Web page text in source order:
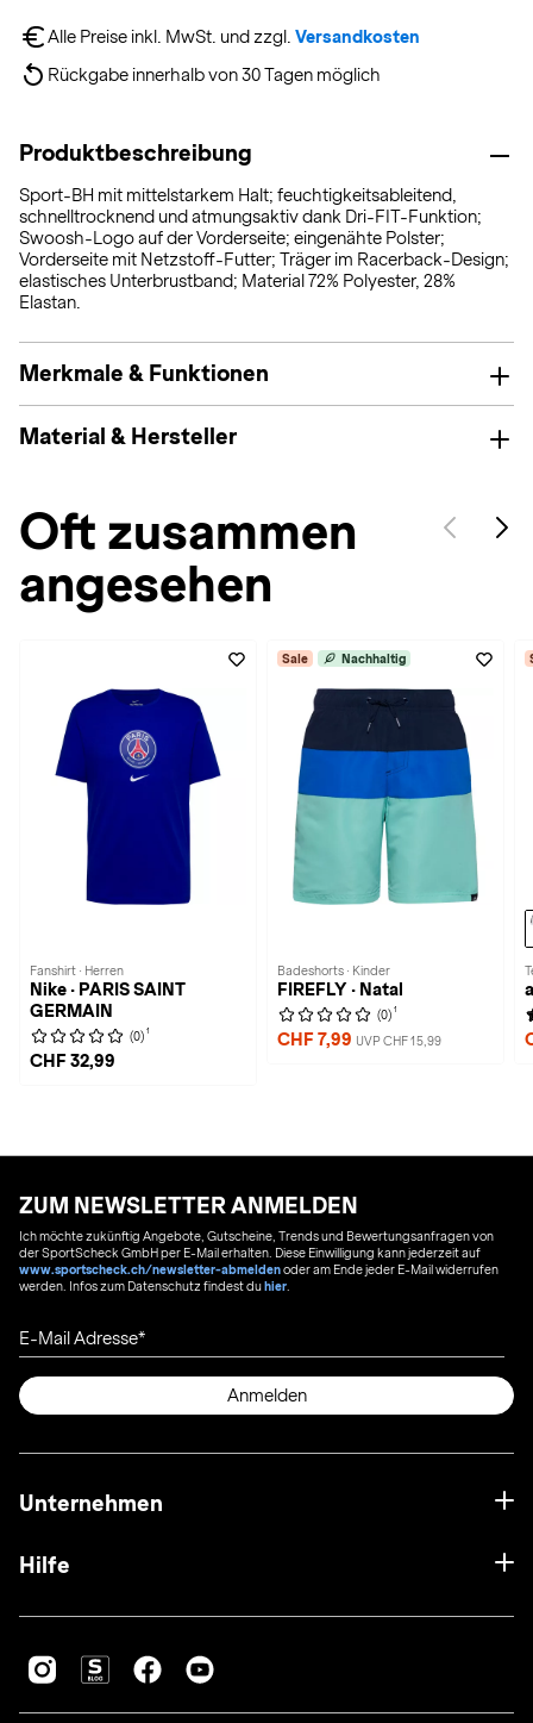
Alle Preise inkl. MwSt. und zzgl. Versandkosten
Rückgabe innerhalb von 30 Tagen möglich
Produktbeschreibung
Sport-BH mit mittelstarkem Halt; feuchtigkeitsableitend,
schnelltrocknend und atmungsaktiv dank Dri-FIT-Funktion;
Swoosh-Logo auf der Vorderseite; eingenähte Polster;
Vorderseite mit Netzstoff-Futter; Träger im Racerback-Design;
elastisches Unterbrustband; Material 72% Polyester, 28%
Elastan.
Merkmale & Funktionen
Material & Hersteller
Oft zusammen
angesehen
Fanshirt · Herren
Nike · PARIS SAINT
GERMAIN
(0) 1
CHF 32,99
Sale Nachhaltig
Badeshorts · Kinder
FIREFLY · Natal
(0) 1
CHF 7,99 UVP CHF 15,99
ZUM NEWSLETTER ANMELDEN
Ich möchte zukünftig Angebote, Gutscheine, Trends und Bewertungsanfragen von
der SportScheck GmbH per E-Mail erhalten. Diese Einwilligung kann jederzeit auf
www.sportscheck.ch/newsletter-abmeldenoder am Ende jeder E-Mail widerrufen
werden. Infos zum Datenschutz findest duhier
E-Mail Adresse
Anmelden
Unternehmen
Hilfe